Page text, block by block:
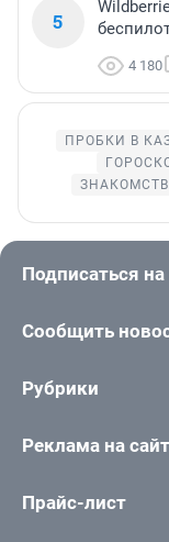
5
4 180
ПРОБКИ В
Подписаться
Сообщить
Рубрики
Реклама на
Прайс-лист